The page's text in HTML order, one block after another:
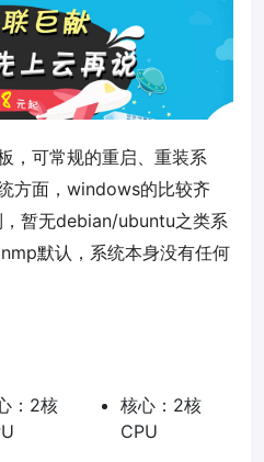
，可常规的重启、重装系
方面，windows的比较齐
暂无debian/ubuntu之类系
默认，系统本身没有任何
：2核
核心：2核
CPU